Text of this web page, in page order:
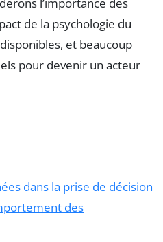
l’importance des
de la psychologie du
et beaucoup
pour devenir un acteur
dans la prise de décision
des